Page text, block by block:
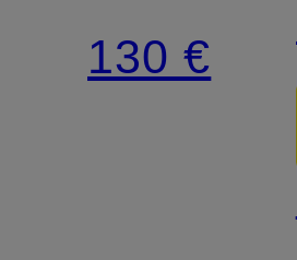
MONO
130 €